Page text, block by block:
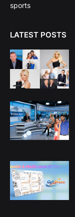
sports
LATEST POSTS